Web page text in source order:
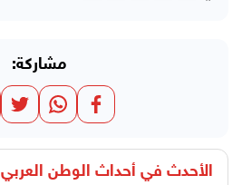
مشاركة:
الأحدث في أحداث الوطن العربي